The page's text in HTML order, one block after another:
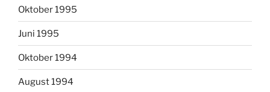
Oktober 1995
Juni 1995
Oktober 1994
August 1994